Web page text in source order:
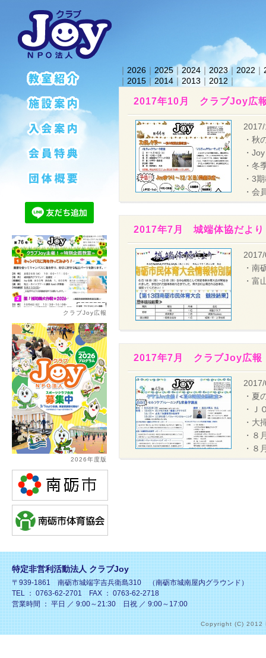
｜ 2026 ｜ 2025 ｜ 2024 ｜ 2023｜ 2022 ｜
｜ 2015 ｜2014 ｜ 2013 ｜ 2012 ｜
2017年10月 クラブJoy広
・秋
・
・冬
・3
・会
2017年7月 城端体協だより
・南
・富
2017年7月 クラブJoy広報
・夏
・Ｊ
・大
・８
・８
クラブJoy広報
2026年度版
特定非営利活動法人 クラブJoy
〒939-1861 南砺市城端字吉兵衛島310 （南砺市城南屋内グラウンド）
TEL ： 0763-62-2701 FAX ： 0763-62-2718
営業時間 ： 平日 ／ 9:00～21:30 日祝 ／ 9:00～17:00
Copyright (C) 2012